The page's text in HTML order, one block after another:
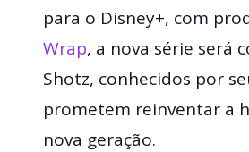
para o Disney+, com
Wrap, a nova série será
Shotz, conhecidos por
prometem reinventar a
nova geração.